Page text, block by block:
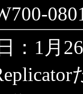
1月